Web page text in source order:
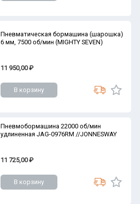
Пневматическая бормашина (шарошка)
6 мм, 7500 об/мин (MIGHTY SEVEN)
11 950,00 ₽
В корзину
Пневмобормашина 22000 об/мин
удлиненная JAG-0976RM //JONNESWAY
11 725,00 ₽
В корзину